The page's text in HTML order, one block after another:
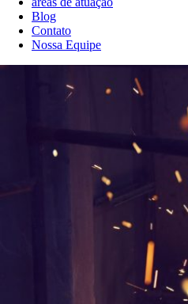
Blog
Contato
Nossa Equipe